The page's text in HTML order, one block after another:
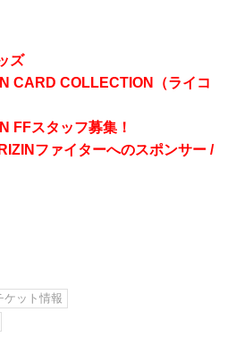
ズ
CARD COLLECTION（ライコ
FFスタッフ募集！
ファイターへのスポンサー /
ケット情報